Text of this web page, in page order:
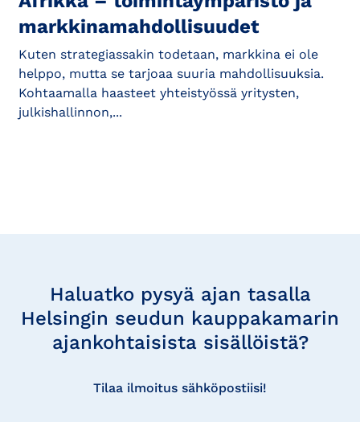
markkinamahdollisuudet
Kuten strategiassakin todetaan, markkina ei ole
helppo, mutta se tarjoaa suuria mahdollisuuksia.
Kohtaamalla haasteet yhteistyössä yritysten,
julkishallinnon,...
Haluatko pysyä ajan tasalla
Helsingin seudun kauppakamarin
ajankohtaisista sisällöistä?
Tilaa ilmoitus sähköpostiisi!